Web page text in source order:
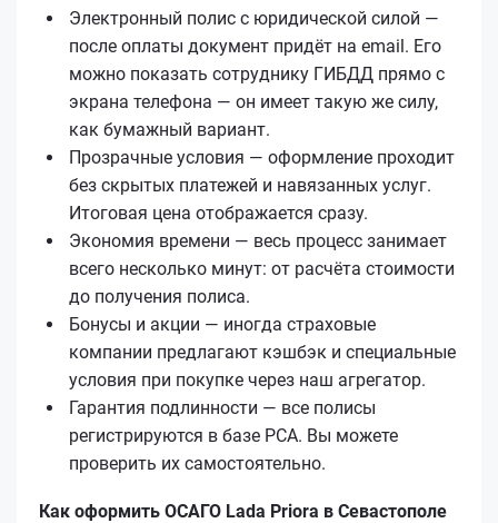
Электронный полис с юридической силой —
после оплаты документ придёт на email. Его
можно показать сотруднику ГИБДД прямо с
экрана телефона — он имеет такую же силу,
как бумажный вариант.
Прозрачные условия — оформление проходит
без скрытых платежей и навязанных услуг.
Итоговая цена отображается сразу.
Экономия времени — весь процесс занимает
всего несколько минут: от расчёта стоимости
до получения полиса.
Бонусы и акции — иногда страховые
компании предлагают кэшбэк и специальные
условия при покупке через наш агрегатор.
Гарантия подлинности — все полисы
регистрируются в базе РСА. Вы можете
проверить их самостоятельно.
Как оформить ОСАГО Lada Priora в Севастополе